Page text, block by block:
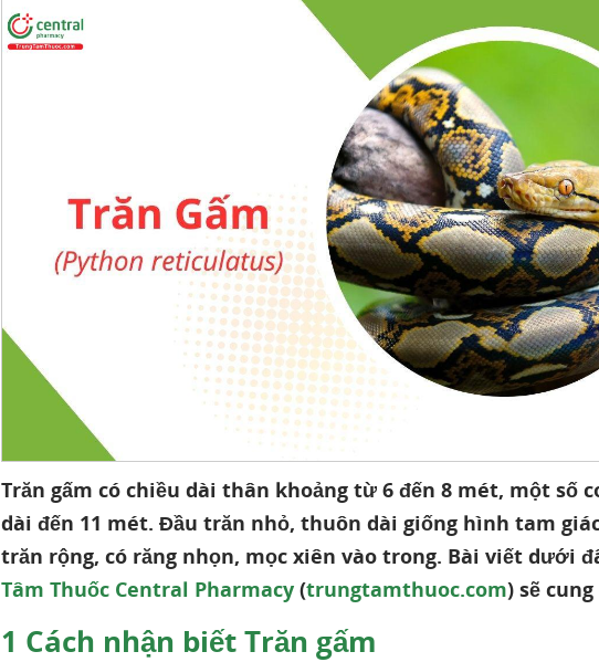
Trăn gấm có chiều dài thân khoảng từ 6 đến 8 mét, một số
dài đến 11 mét. Đầu trăn nhỏ, thuôn dài giống hình tam
trăn rộng, có răng nhọn, mọc xiên vào trong. Bài viết dưới
Tâm Thuốc Central Pharmacy(trungtamthuoc.com) sẽ
1 Cách nhận biết Trăn gấm